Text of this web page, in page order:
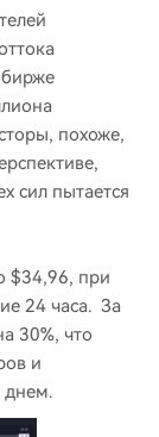
бирже
похоже,
сил пытается
$34,96, при
24 часа. За
30%, что
и
днем.